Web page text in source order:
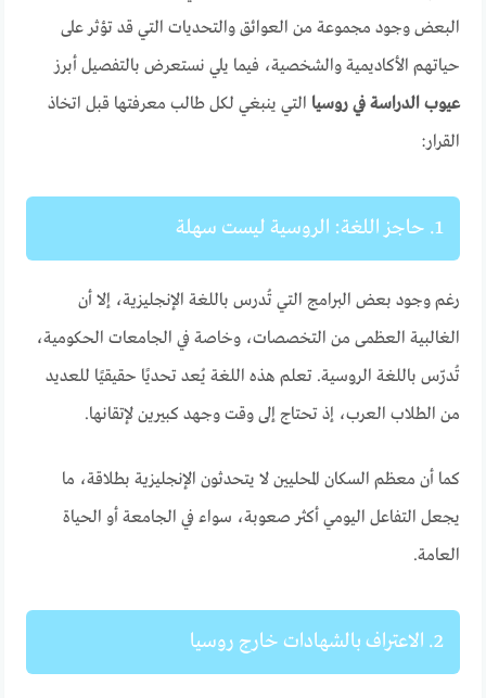
البعض وجود مجموعة من العوائق والتحديات التي قد تؤثر على
حياتهم الأكاديمية والشخصية، فيما يلي نستعرض بالتفصيل أبرز
عيوب الدراسة في روسيا التي ينبغي لكل طالب معرفتها قبل اتخاذ
القرار:
1. حاجز اللغة: الروسية ليست سهلة
رغم وجود بعض البرامج التي تُدرس باللغة الإنجليزية، إلا أن
الغالبية العظمى من التخصصات، وخاصة في الجامعات الحكومية،
تُدرّس باللغة الروسية. تعلم هذه اللغة يُعد تحديًا حقيقيًا للعديد
من الطلاب العرب، إذ تحتاج إلى وقت وجهد كبيرين لإتقانها.
كما أن معظم السكان المحليين لا يتحدثون الإنجليزية بطلاقة، ما
يجعل التفاعل اليومي أكثر صعوبة، سواء في الجامعة أو الحياة
العامة.
2. الاعتراف بالشهادات خارج روسيا